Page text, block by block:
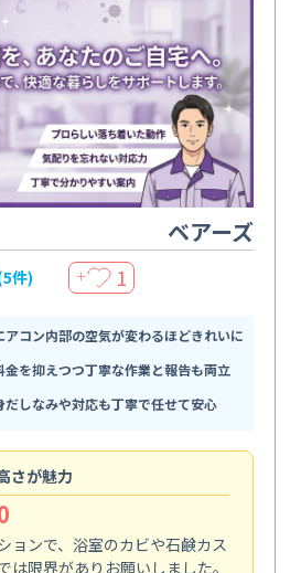
ベアーズ
件) ＋ 1
アコン内部の空気が変わるほどきれいに
金を抑えつつ丁寧な作業と報告も両立
だしなみや対応も丁寧で任せて安心
さが魅力
ョンで、浴室のカビや石鹸カス
は限界がありお願いしました。